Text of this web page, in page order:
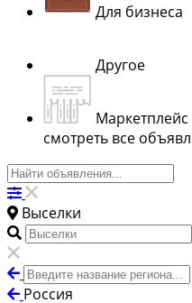
Для бизнеса
Другое
Маркетплейс
смотреть все
Выселки
Россия